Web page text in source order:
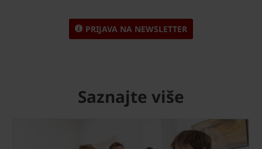
PRIJAVA NA NEWSLETTER
Saznajte više